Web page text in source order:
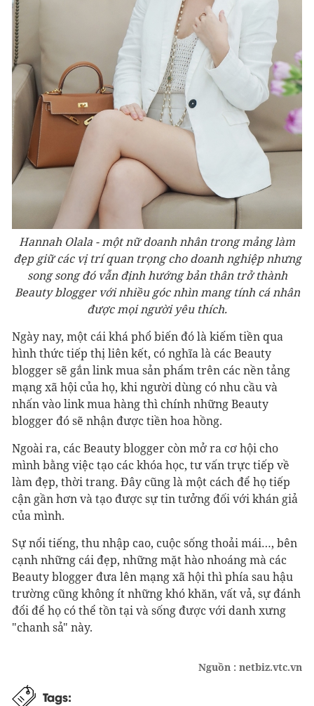
Hannah Olala - một nữ doanh nhân trong mảng làm
đẹp giữ các vị trí quan trọng cho doanh nghiệp nhưng
song song đó vẫn định hướng bản thân trở thành
Beauty blogger với nhiều góc nhìn mang tính cá nhân
được mọi người yêu thích.
Ngày nay, một cái khá phổ biến đó là kiếm tiền qua
hình thức tiếp thị liên kết, có nghĩa là các Beauty
blogger sẽ gắn link mua sản phẩm trên các nền tảng
mạng xã hội của họ, khi người dùng có nhu cầu và
nhấn vào link mua hàng thì chính những Beauty
blogger đó sẽ nhận được tiền hoa hồng.
Ngoài ra, các Beauty blogger còn mở ra cơ hội cho
mình bằng việc tạo các khóa học, tư vấn trực tiếp về
làm đẹp, thời trang. Đây cũng là một cách để họ tiếp
cận gần hơn và tạo được sự tin tưởng đối với khán giả
của mình.
Sự nổi tiếng, thu nhập cao, cuộc sống thoải mái…, bên
cạnh những cái đẹp, những mặt hào nhoáng mà các
Beauty blogger đưa lên mạng xã hội thì phía sau hậu
trường cũng không ít những khó khăn, vất vả, sự đánh
đổi để họ có thể tồn tại và sống được với danh xưng
"chanh sả" này.
Nguồn : netbiz.vtc.vn
Tags: